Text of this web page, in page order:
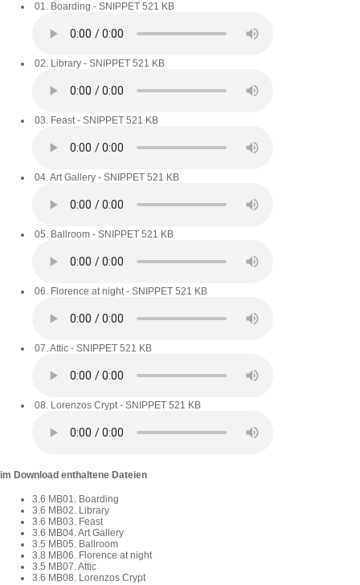
01. Boarding - SNIPPET 521 KB
02. Library - SNIPPET 521 KB
03. Feast - SNIPPET 521 KB
04. Art Gallery - SNIPPET 521 KB
05. Ballroom - SNIPPET 521 KB
06. Florence at night - SNIPPET 521 KB
07. Attic - SNIPPET 521 KB
08. Lorenzos Crypt - SNIPPET 521 KB
im Download enthaltene Dateien
3.6 MB01. Boarding
3.6 MB02. Library
3.6 MB03. Feast
3.6 MB04. Art Gallery
3.5 MB05. Ballroom
3.8 MB06. Florence at night
3.5 MB07. Attic
3.6 MB08. Lorenzos Crypt